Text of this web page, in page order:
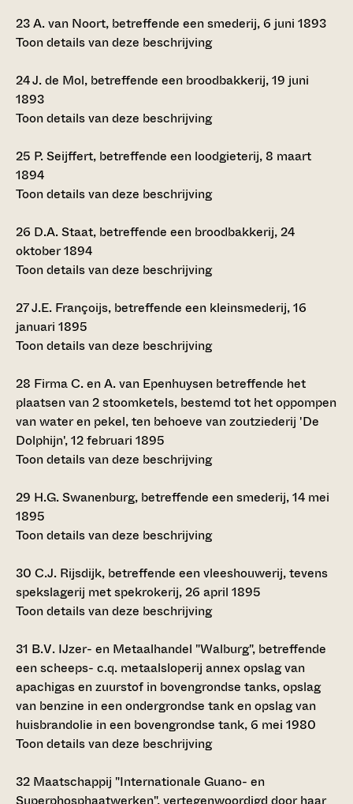
23A. van Noort, betreffende een smederij, 6 juni 1893
Toon details van deze beschrijving
24J. de Mol, betreffende een broodbakkerij, 19 juni
1893
Toon details van deze beschrijving
25 P. Seijffert, betreffende een loodgieterij, 8 maart
1894
Toon details van deze beschrijving
26 D.A. Staat, betreffende een broodbakkerij, 24
oktober 1894
Toon details van deze beschrijving
27J.E. Françoijs, betreffende een kleinsmederij, 16
januari 1895
Toon details van deze beschrijving
28 Firma C. en A. van Epenhuysen betreffende het
plaatsen van 2 stoomketels, bestemd tot het oppompen
van water en pekel, ten behoeve van zoutziederij 'De
Dolphijn', 12 februari 1895
Toon details van deze beschrijving
29 H.G. Swanenburg, betreffende een smederij, 14 mei
1895
Toon details van deze beschrijving
30 C.J. Rijsdijk, betreffende een vleeshouwerij, tevens
spekslagerij met spekrokerij, 26 april 1895
Toon details van deze beschrijving
31 B.V. IJzer- en Metaalhandel "Walburg", betreffende
een scheeps- c.q. metaalsloperij annex opslag van
apachigas en zuurstof in bovengrondse tanks, opslag
van benzine in een ondergrondse tank en opslag van
huisbrandolie in een bovengrondse tank, 6 mei 1980
Toon details van deze beschrijving
32 Maatschappij "Internationale Guano- en